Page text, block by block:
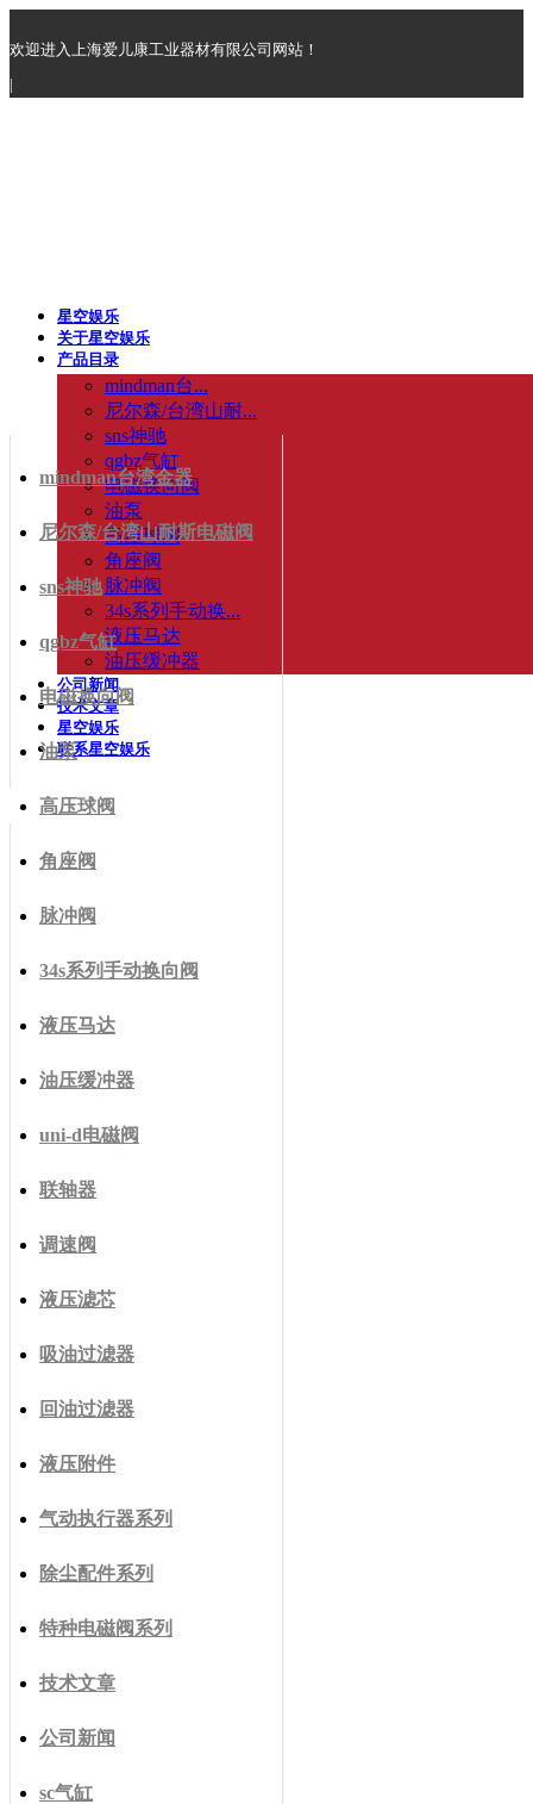
欢迎进入上海爱儿康工业器材有限公司网站！
|
星空娱乐
关于星空娱乐
产品目录
mindman台...
尼尔森/台湾山耐...
sns神驰
qgbz气缸
电磁换向阀
油泵
高压球阀
角座阀
脉冲阀
34s系列手动换...
液压马达
油压缓冲器
公司新闻
技术文章
星空娱乐
联系星空娱乐
mindman台湾金器
尼尔森/台湾山耐斯电磁阀
sns神驰
qgbz气缸
电磁换向阀
油泵
高压球阀
角座阀
脉冲阀
34s系列手动换向阀
液压马达
油压缓冲器
uni-d电磁阀
联轴器
调速阀
液压滤芯
吸油过滤器
回油过滤器
液压附件
气动执行器系列
除尘配件系列
特种电磁阀系列
技术文章
公司新闻
sc气缸